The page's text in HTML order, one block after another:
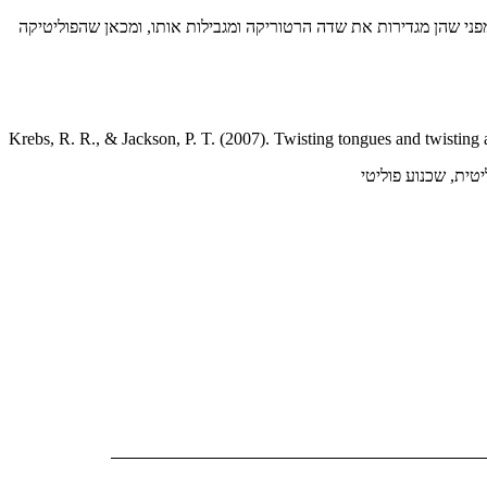
שהן מגדירות את שדה הרטוריקה ומגבילות אותו, ומכאן שהפוליטיקה
Krebs, R. R., & Jackson, P. T. (2007). Twisting tongues and
, שכנוע פוליטי